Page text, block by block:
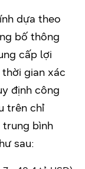
dựa theo
bố thông
cấp lợi
gian xác
định công
trên chỉ
trung bình
sau: